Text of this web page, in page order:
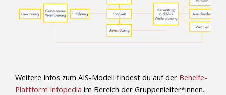
Weitere Infos zum AIS-Modell findest du auf der Behelfe-
Plattform Infopedia im Bereich der Gruppenleiter*innen.